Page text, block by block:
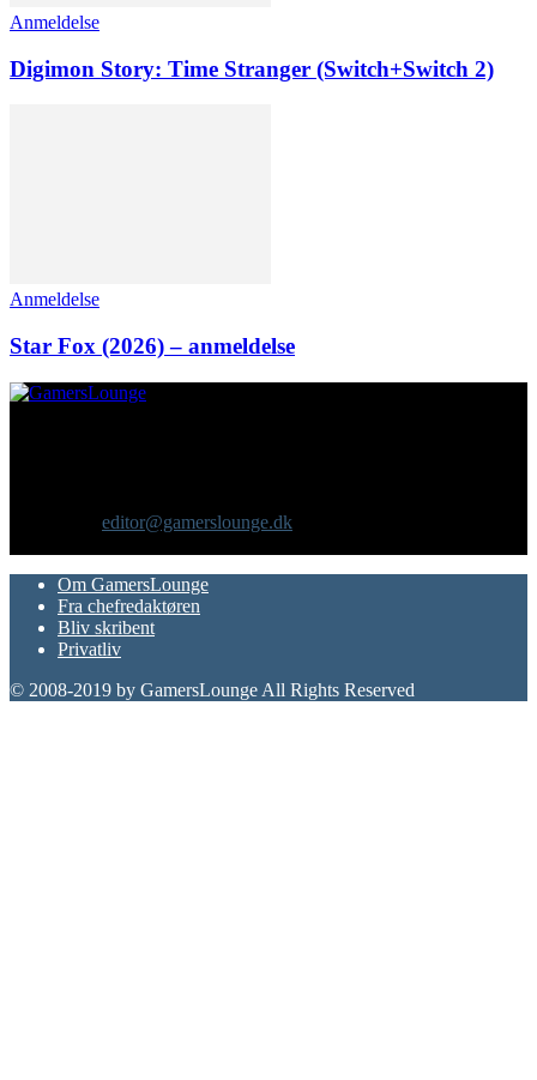
Anmeldelse
Digimon Story: Time Stranger (Switch+Switch 2)
Anmeldelse
Star Fox (2026) – anmeldelse
editor@gamerslounge.dk
Om GamersLounge
Fra chefredaktøren
Bliv skribent
Privatliv
© 2008-2019 by GamersLounge All Rights Reserved